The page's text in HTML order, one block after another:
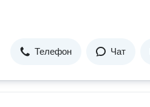
Телефон Чат